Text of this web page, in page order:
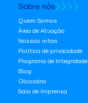
Sobre nós
Quem Somos
Área de Atuação
Nossas rotas
Política de privacidade
Programa de Integridade
Blog
Glossário
Sala de Imprensa